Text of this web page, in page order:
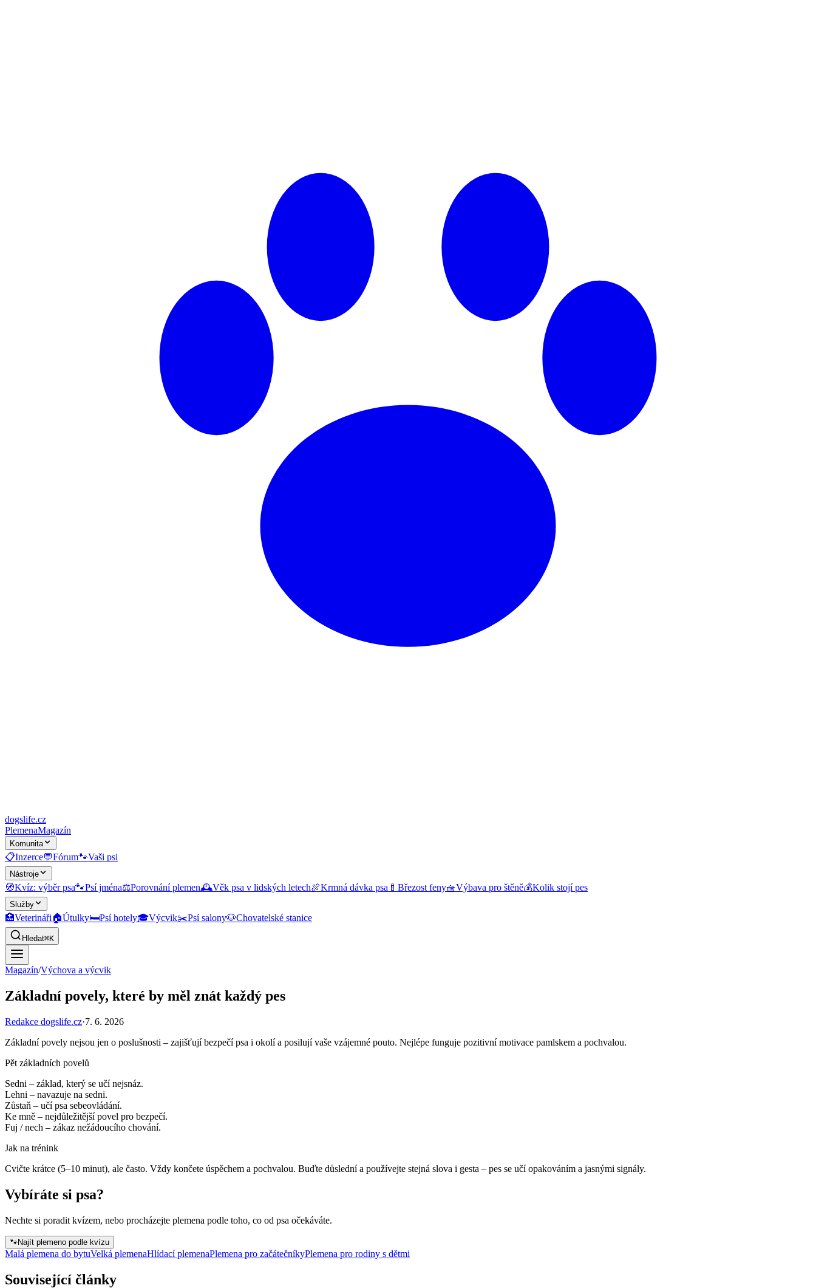
dogslife.cz
PlemenaMagazín
Komunita
📋Inzerce💬Fórum🐾Vaši psi
Nástroje
🧭Kvíz: výběr psa🐾Psí jména⚖️Porovnání plemen🕰️Věk psa v lidských letech🍖Krmná dávka psa 🍼 Březost feny🧺Výbava pro štěně💰Kolik stojí pes
Služby
🏥Veterináři🏠Útulky🛏️Psí hotely🎓Výcvik✂️Psí salony🐶Chovatelské stanice
Hledat⌘K
Magazín/Výchova a výcvik
Základní povely, které by měl znát každý pes
Redakce dogslife.cz·7. 6. 2026
Základní povely nejsou jen o poslušnosti – zajišťují bezpečí psa i okolí a posilují vaše vzájemné pouto. Nejlépe funguje pozitivní motivace pamlskem a pochvalou.
Pět základních povelů
Sedni – základ, který se učí nejsnáz.
Lehni – navazuje na sedni.
Zůstaň – učí psa sebeovládání.
Ke mně – nejdůležitější povel pro bezpečí.
Fuj / nech – zákaz nežádoucího chování.
Jak na trénink
Cvičte krátce (5–10 minut), ale často. Vždy končete úspěchem a pochvalou. Buďte důslední a používejte stejná slova i gesta – pes se učí opakováním a jasnými signály.
Vybíráte si psa?
Nechte si poradit kvízem, nebo procházejte plemena podle toho, co od psa očekáváte.
🐾Najít plemeno podle kvízu
Malá plemena do bytuVelká plemenaHlídací plemenaPlemena pro začátečníkyPlemena pro rodiny s dětmi
Související články